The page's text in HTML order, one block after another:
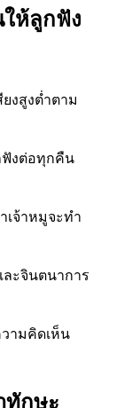
ห้ลูกฟัง
งสูงต่ำตาม
ฟังต่อทุกคืน
เจ้าหมูจะทำ
ละจินตนาการ
ามคิดเห็น
กษะ